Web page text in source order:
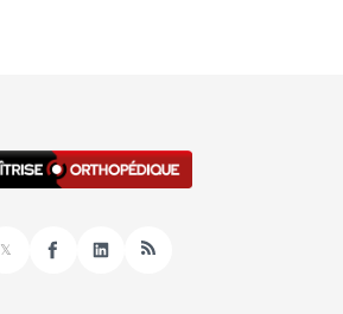
𝕏
FacebookLinkedInRSS